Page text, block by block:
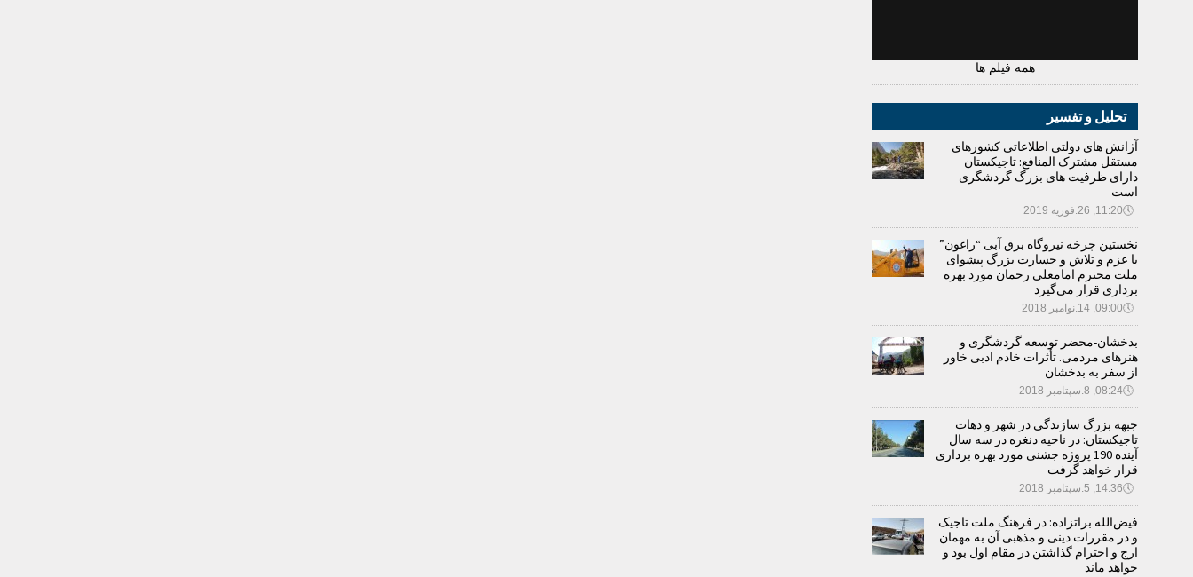
همه فیلم ها
تحلیل و تفسیر
آژانش های دولتی اطلاعاتی کشورهای
مستقل مشترک المنافع: تاجیکستان
دارای ظرفیت های بزرگ گردشگری
است
🕔11:20, 26.فوریه 2019
نخستین چرخه نیروگاه برق آبی “راغون”
با عزم و تلاش و جسارت بزرگ پیشوای
ملت محترم امامعلی رحمان مورد بهره
برداری قرار می‌گیرد
🕔09:00, 14.نوامبر 2018
بدخشان-محضر توسعه گردشگری و
هنرهای مردمی. تأثرات خادم ادبی خاور
از سفر به بدخشان
🕔08:24, 8.سپتامبر 2018
جبهه بزرگ سازندگی در شهر و دهات
تاجیکستان: در ناحیه دنغره در سه سال
آینده 190 پروژه جشنی مورد بهره برداری
قرار خواهد گرفت
🕔14:36, 5.سپتامبر 2018
فیض‌الله براتزاده: در فرهنگ ملت تاجیک
و در مقررات دینی و مذهبی آن به مهمان
ارج و احترام گذاشتن در مقام اول بود و
خواهد ماند